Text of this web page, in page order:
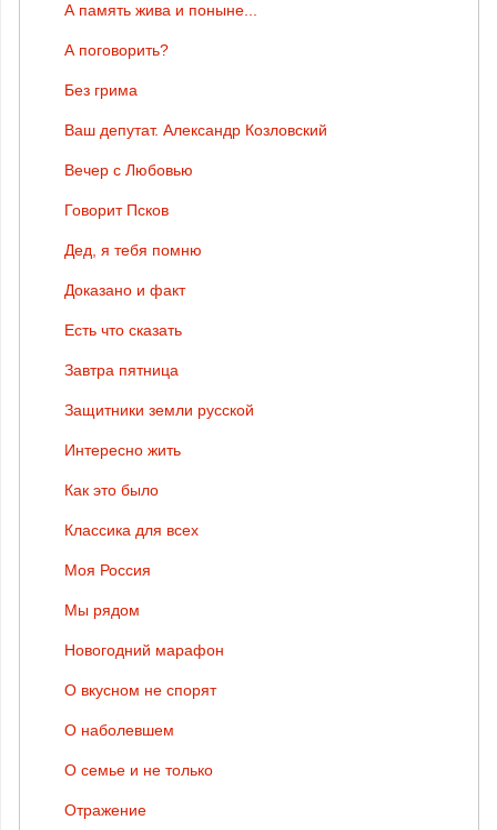
А память жива и поныне...
А поговорить?
Без грима
Ваш депутат. Александр Козловский
Вечер с Любовью
Говорит Псков
Дед, я тебя помню
Доказано и факт
Есть что сказать
Завтра пятница
Защитники земли русской
Интересно жить
Как это было
Классика для всех
Моя Россия
Мы рядом
Новогодний марафон
О вкусном не спорят
О наболевшем
О семье и не только
Отражение